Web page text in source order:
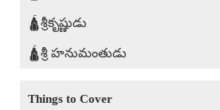
🛕శ్రీకృష్ణుడు
🛕శ్రీ హనుమంతుడు
Things to Cover